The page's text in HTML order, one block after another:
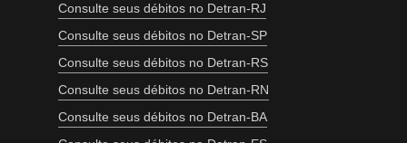
Consulte seus débitos no Detran-RJ
Consulte seus débitos no Detran-SP
Consulte seus débitos no Detran-RS
Consulte seus débitos no Detran-RN
Consulte seus débitos no Detran-BA